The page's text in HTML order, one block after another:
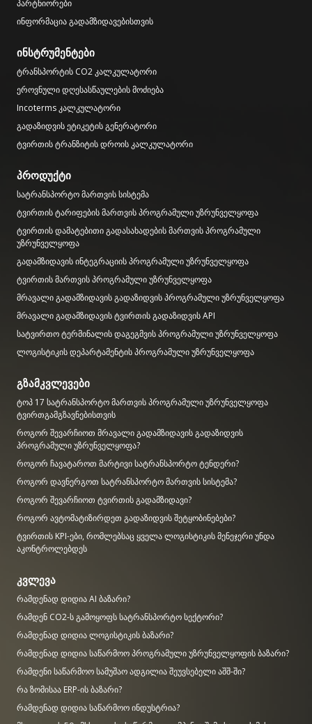
პარტნიორები
ინფორმაცია გადამზიდავებისთვის
ინსტრუმენტები
ტრანსპორტის CO2 კალკულატორი
ეროვნული დღესასწაულების მოძიება
Incoterms კალკულატორი
გადაზიდვის ეტიკეტის გენერატორი
ტვირთის ტრანზიტის დროის კალკულატორი
პროდუქტი
სატრანსპორტო მართვის სისტემა
ტვირთის ტარიფების მართვის პროგრამული უზრუნველყოფა
ტვირთის დამატებითი გადასახადების მართვის პროგრამული
უზრუნველყოფა
გადამზიდავის ინტეგრაციის პროგრამული უზრუნველყოფა
ტვირთის მართვის პროგრამული უზრუნველყოფა
მრავალი გადამზიდავის გადაზიდვის პროგრამული უზრუნველყოფა
მრავალი გადამზიდავის ტვირთის გადაზიდვის API
სატვირთო ტერმინალის დაგეგმვის პროგრამული უზრუნველყოფა
ლოგისტიკის დეპარტამენტის პროგრამული უზრუნველყოფა
გზამკვლევები
ტოპ 17 სატრანსპორტო მართვის პროგრამული უზრუნველყოფა
ტვირთგამგზავნებისთვის
როგორ შევარჩიოთ მრავალი გადამზიდავის გადაზიდვის
პროგრამული უზრუნველყოფა?
როგორ ჩავატაროთ მარტივი სატრანსპორტო ტენდერი?
როგორ დავნერგოთ სატრანსპორტო მართვის სისტემა?
როგორ შევარჩიოთ ტვირთის გადამზიდავი?
როგორ ავტომატიზირდეთ გადაზიდვის შეტყობინებები?
ტვირთის KPI-ები, რომლებსაც ყველა ლოგისტიკის მენეჯერი უნდა
აკონტროლებდეს
კვლევა
რამდენად დიდია AI ბაზარი?
რამდენ CO2-ს გამოყოფს სატრანსპორტო სექტორი?
რამდენად დიდია ლოგისტიკის ბაზარი?
რამდენად დიდია საწარმოო პროგრამული უზრუნველყოფის ბაზარი?
რამდენი საწარმოო სამუშაო ადგილია შეუვსებელი აშშ-ში?
რა ზომისაა ERP-ის ბაზარი?
რამდენად დიდია საწარმოო ინდუსტრია?